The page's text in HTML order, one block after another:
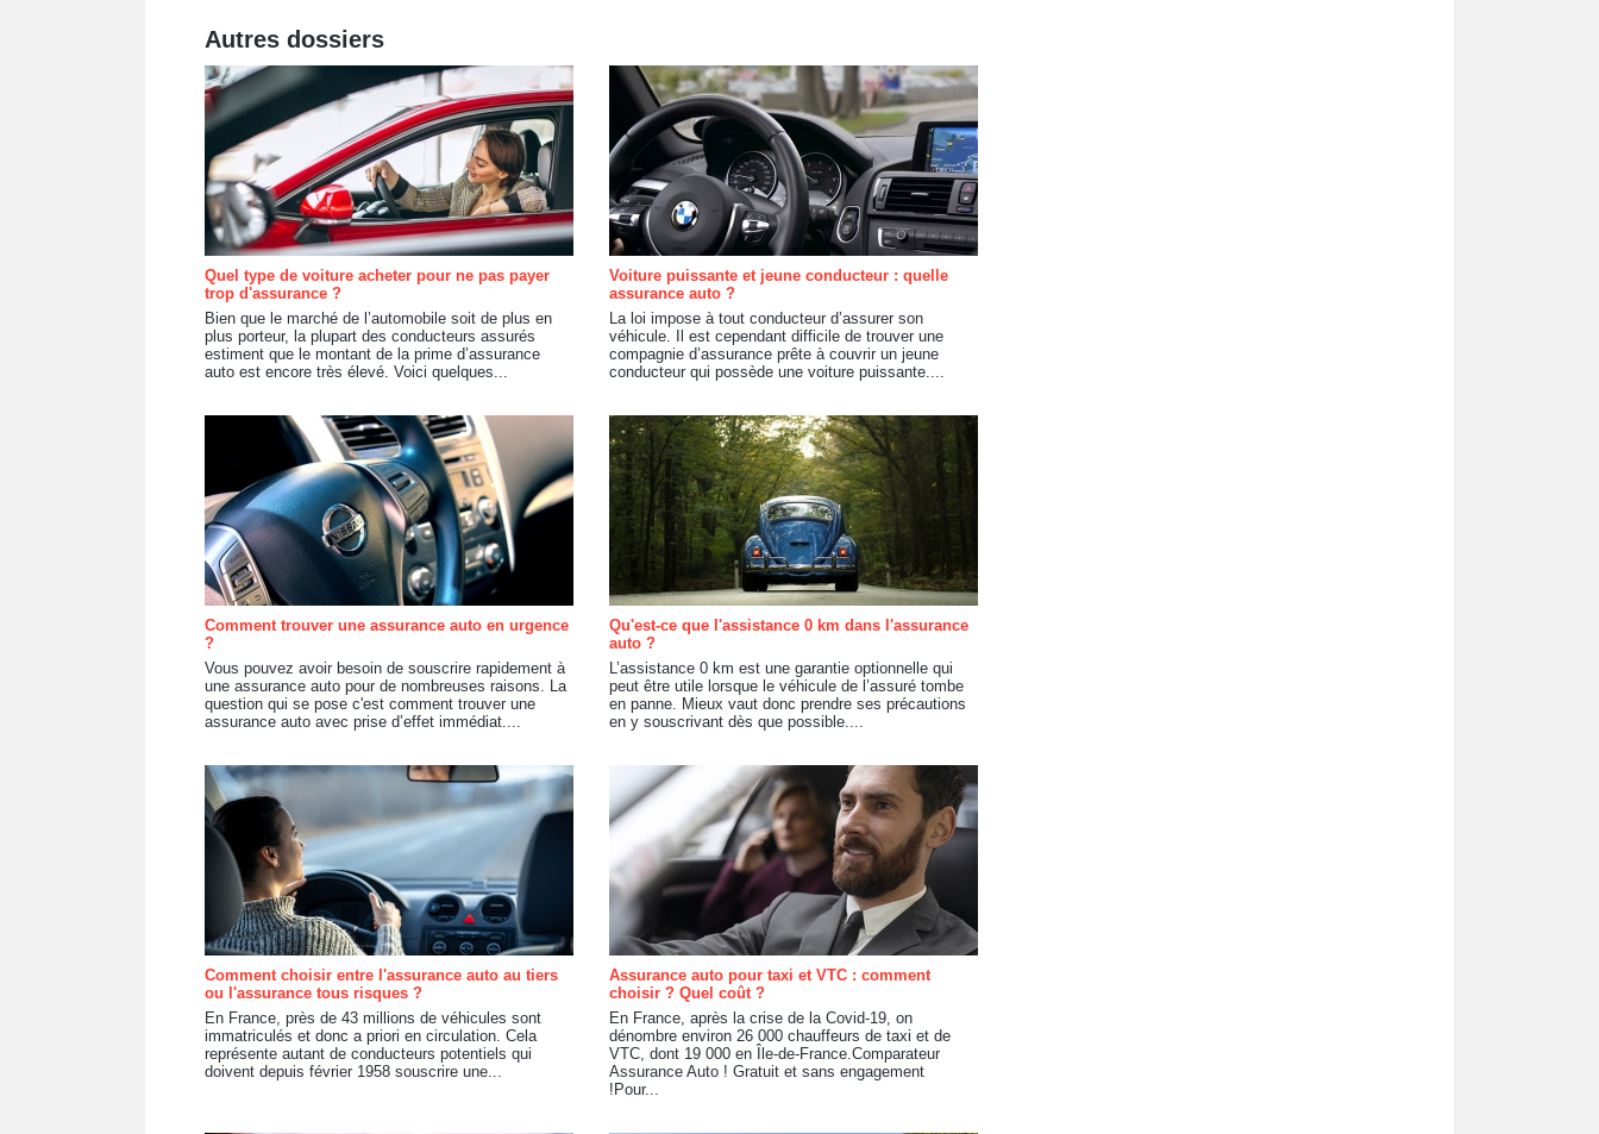
Autres dossiers
Quel type de voiture acheter pour ne pas payer
trop d'assurance ?
Bien que le marché de l’automobile soit de plus en
plus porteur, la plupart des conducteurs assurés
estiment que le montant de la prime d’assurance
auto est encore très élevé. Voici quelques...
Voiture puissante et jeune conducteur : quelle
assurance auto ?
La loi impose à tout conducteur d’assurer son
véhicule. Il est cependant difficile de trouver une
compagnie d’assurance prête à couvrir un jeune
conducteur qui possède une voiture puissante....
Comment trouver une assurance auto en urgence
?
Vous pouvez avoir besoin de souscrire rapidement à
une assurance auto pour de nombreuses raisons. La
question qui se pose c'est comment trouver une
assurance auto avec prise d’effet immédiat....
Qu'est-ce que l'assistance 0 km dans l'assurance
auto ?
L’assistance 0 km est une garantie optionnelle qui
peut être utile lorsque le véhicule de l’assuré tombe
en panne. Mieux vaut donc prendre ses précautions
en y souscrivant dès que possible....
Comment choisir entre l'assurance auto au tiers
ou l'assurance tous risques ?
En France, près de 43 millions de véhicules sont
immatriculés et donc a priori en circulation. Cela
représente autant de conducteurs potentiels qui
doivent depuis février 1958 souscrire une...
Assurance auto pour taxi et VTC : comment
choisir ? Quel coût ?
En France, après la crise de la Covid-19, on
dénombre environ 26 000 chauffeurs de taxi et de
VTC, dont 19 000 en Île-de-France.Comparateur
Assurance Auto ! Gratuit et sans engagement
!Pour...